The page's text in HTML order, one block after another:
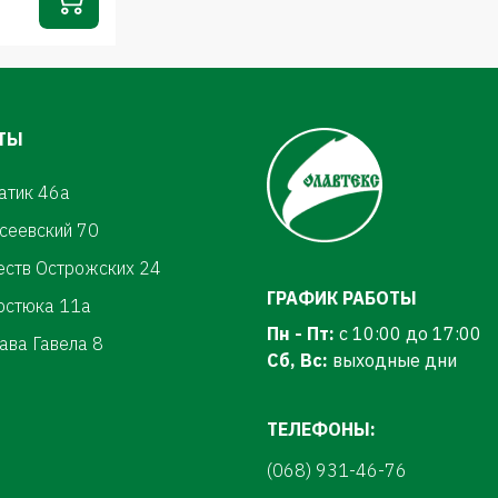
46а
70
Острожских 24
11а
Гавела 8
ГРАФИК РАБОТЫ
Пн - Пт: с 10:00 до 17:00
Сб, Вс: выходные дни
ТЕЛЕФОНЫ:
(068) 931-46-76